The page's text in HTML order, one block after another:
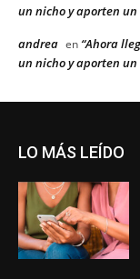
un nicho y aporten un
andrea en “Ahora
un nicho y aporten un
LO MÁS LEÍDO